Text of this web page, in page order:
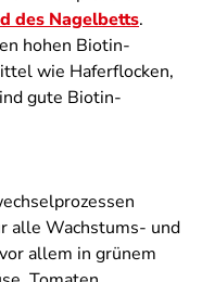
des Nagelbetts.
hohen Biotin-
wie Haferflocken,
gute Biotin-
alle Wachstums- und
allem in grünem